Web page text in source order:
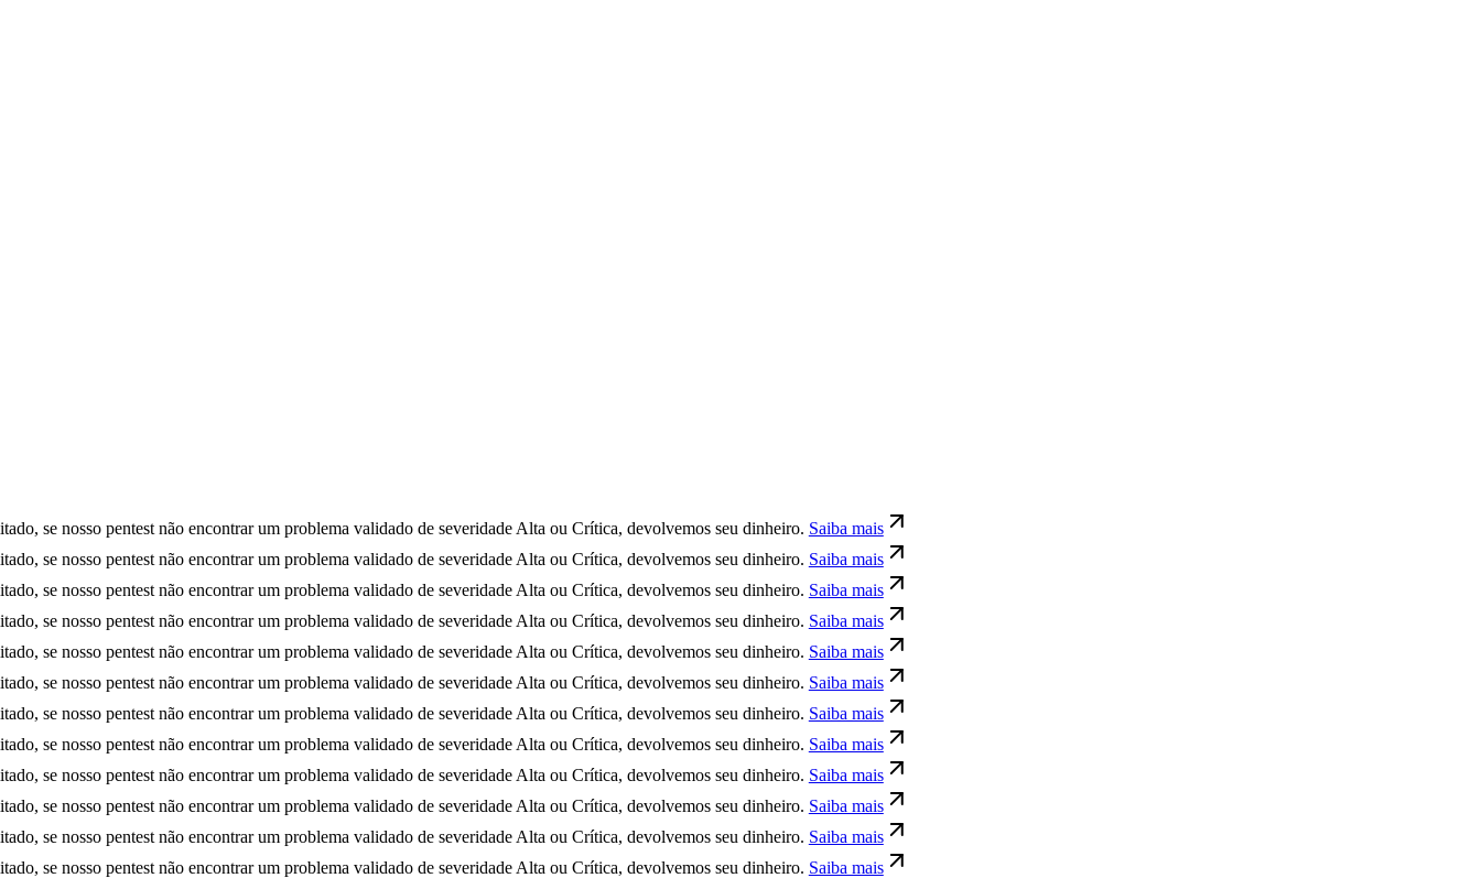
nosso pentest não encontrar um problema validado de severidade Alta ou Crítica, devolvemos seu dinheiro. Saiba mais
nosso pentest não encontrar um problema validado de severidade Alta ou Crítica, devolvemos seu dinheiro. Saiba mais
nosso pentest não encontrar um problema validado de severidade Alta ou Crítica, devolvemos seu dinheiro. Saiba mais
nosso pentest não encontrar um problema validado de severidade Alta ou Crítica, devolvemos seu dinheiro. Saiba mais
nosso pentest não encontrar um problema validado de severidade Alta ou Crítica, devolvemos seu dinheiro. Saiba mais
nosso pentest não encontrar um problema validado de severidade Alta ou Crítica, devolvemos seu dinheiro. Saiba mais
nosso pentest não encontrar um problema validado de severidade Alta ou Crítica, devolvemos seu dinheiro. Saiba mais
nosso pentest não encontrar um problema validado de severidade Alta ou Crítica, devolvemos seu dinheiro. Saiba mais
nosso pentest não encontrar um problema validado de severidade Alta ou Crítica, devolvemos seu dinheiro. Saiba mais
nosso pentest não encontrar um problema validado de severidade Alta ou Crítica, devolvemos seu dinheiro. Saiba mais
nosso pentest não encontrar um problema validado de severidade Alta ou Crítica, devolvemos seu dinheiro. Saiba mais
nosso pentest não encontrar um problema validado de severidade Alta ou Crítica, devolvemos seu dinheiro. Saiba mais